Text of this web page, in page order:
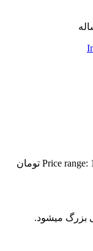
Price range: 1,000,000 تومان
بزرگ میشود.